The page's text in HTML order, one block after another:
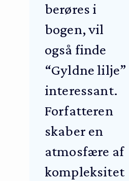
berøres i
bogen, vil
også finde
“Gyldne lilje”
interessant.
Forfatteren
skaber en
atmosfære af
kompleksitet